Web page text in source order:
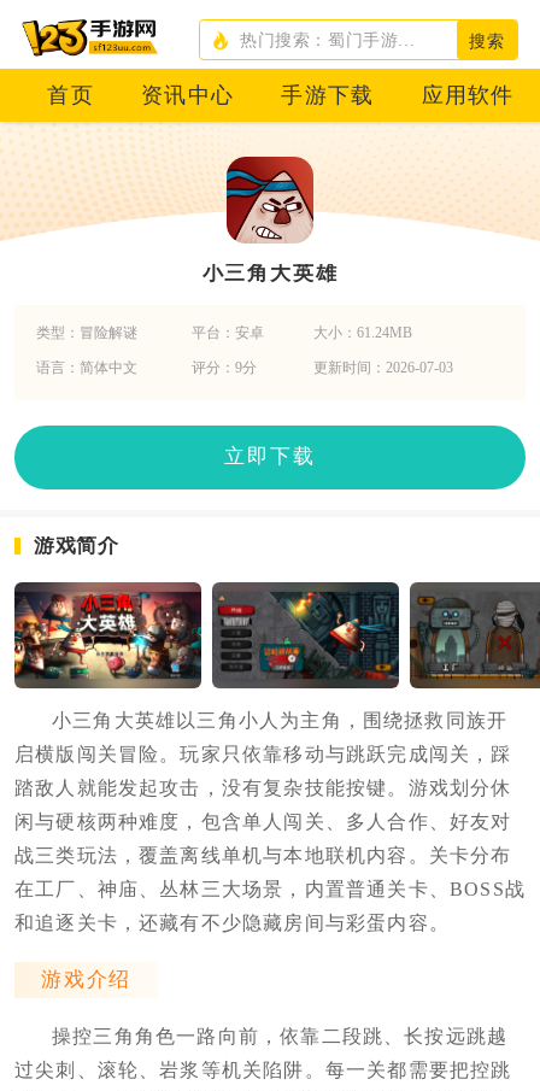
搜索
首页 资讯中心 手游下载 应用软件
小三角大英雄
类型：冒险解谜 平台：安卓 大小：61.24MB
语言：简体中文 评分：9分 更新时间：2026-07-03
立即下载
游戏简介
小三角大英雄以三角小人为主角，围绕拯救同族开
启横版闯关冒险。玩家只依靠移动与跳跃完成闯关，踩
踏敌人就能发起攻击，没有复杂技能按键。游戏划分休
闲与硬核两种难度，包含单人闯关、多人合作、好友对
战三类玩法，覆盖离线单机与本地联机内容。关卡分布
在工厂、神庙、丛林三大场景，内置普通关卡、BOSS战
和追逐关卡，还藏有不少隐藏房间与彩蛋内容。
游戏介绍
操控三角角色一路向前，依靠二段跳、长按远跳越
过尖刺、滚轮、岩浆等机关陷阱。每一关都需要把控跳